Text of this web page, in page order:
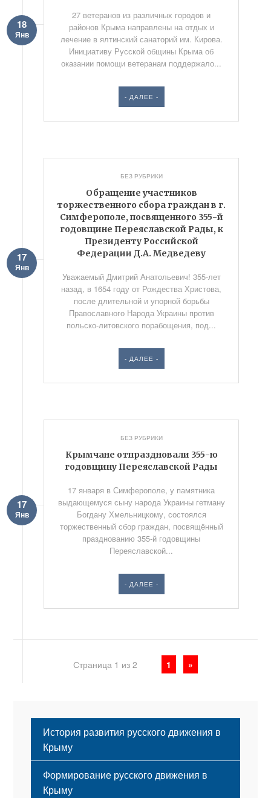
18
Янв
27 ветеранов из различных городов и
районов Крыма направлены на отдых и
лечение в ялтинский санаторий им. Кирова.
Инициативу Русской общины Крыма об
оказании помощи ветеранам поддержало...
- ДАЛЕЕ -
БЕЗ РУБРИКИ
Обращение участников
торжественного сбора граждан в г.
Симферополе, посвященного 355-й
годовщине Переяславской Рады, к
Президенту Российской
Федерации Д.А. Медведеву
17
Янв
Уважаемый Дмитрий Анатольевич! 355-лет
назад, в 1654 году от Рождества Христова,
после длительной и упорной борьбы
Православного Народа Украины против
польско-литовского порабощения, под...
- ДАЛЕЕ -
БЕЗ РУБРИКИ
Крымчане отпраздновали 355-ю
годовщину Переяславской Рады
17
Янв
17 января в Симферополе, у памятника
выдающемуся сыну народа Украины гетману
Богдану Хмельницкому, состоялся
торжественный сбор граждан, посвящённый
празднованию 355-й годовщины
Переяславской...
- ДАЛЕЕ -
Страница 1 из 2 1 »
История развития русского движения в
Крыму
Формирование русского движения в
Крыму